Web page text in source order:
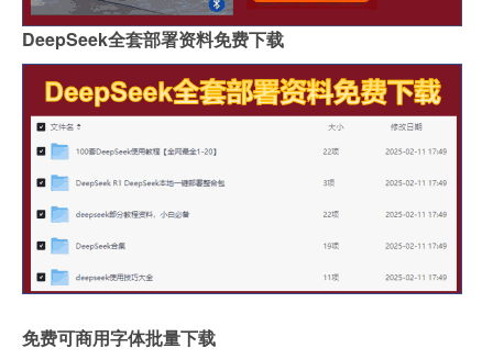
DeepSeek全套部署资料免费下载
免费可商用字体批量下载